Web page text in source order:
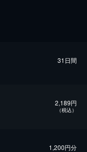
31日間
2,189円
（税込）
1,200円分